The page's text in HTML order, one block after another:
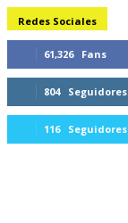
Redes Sociales
61,326 Fans
804 Seguidores
116 Seguidores